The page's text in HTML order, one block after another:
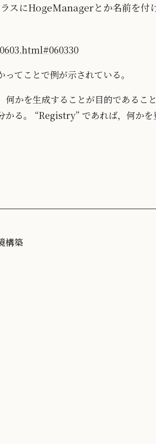
スにHogeManagerとか名前を付
てことで例が示されている。
かを生成することが目的であるこ
かる。 “Registry” であれば，何か
構築